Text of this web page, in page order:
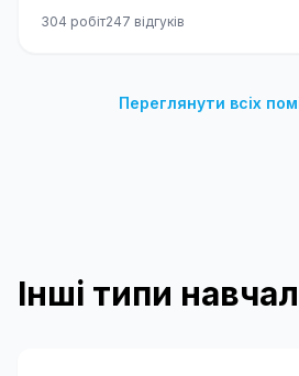
304 робіт247 відгуків
Переглянути всіх
Інші типи